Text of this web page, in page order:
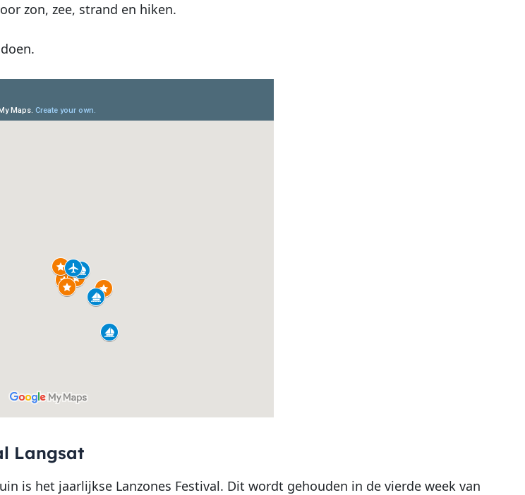
zon, zee, strand en hiken.
Langsat
is het jaarlijkse Lanzones Festival. Dit wordt gehouden in de vierde week van